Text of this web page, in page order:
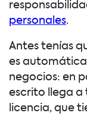
personales.
Antes tenías
es
negocios: en
escrito llega a
licencia, que